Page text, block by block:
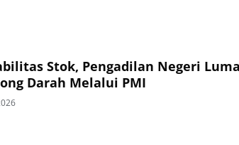
Stok, Pengadilan Negeri
Darah Melalui PMI